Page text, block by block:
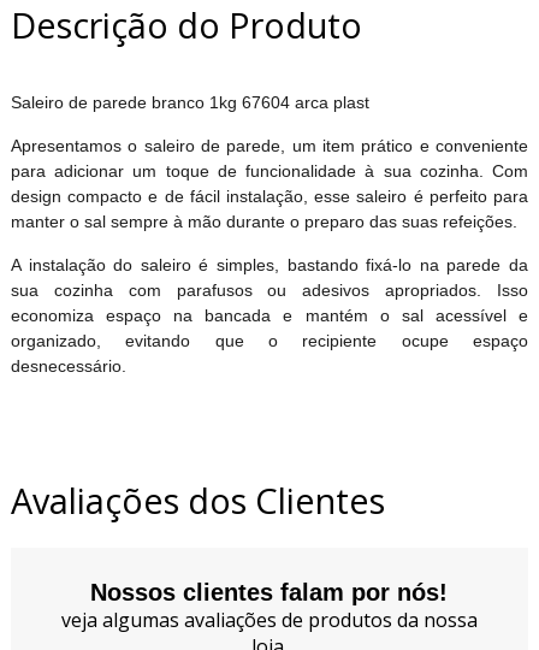
Descrição do Produto
Saleiro de parede branco 1kg 67604 arca plast
Apresentamos o saleiro de parede, um item prático e conveniente
para adicionar um toque de funcionalidade à sua cozinha. Com
design compacto e de fácil instalação, esse saleiro é perfeito para
manter o sal sempre à mão durante o preparo das suas refeições.
A instalação do saleiro é simples, bastando fixá-lo na parede da
sua cozinha com parafusos ou adesivos apropriados. Isso
economiza espaço na bancada e mantém o sal acessível e
organizado, evitando que o recipiente ocupe espaço
desnecessário.
Avaliações dos Clientes
Nossos clientes falam por nós!
veja algumas avaliações de produtos da nossa